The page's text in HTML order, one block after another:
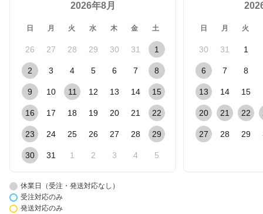
2026年8月
日 月 火 水 木 金 土
26 27 28 29 30 31 1
2 3 4 5 6 7 8
9 10 11 12 13 14 15
16 17 18 19 20 21 22
23 24 25 26 27 28 29
30 31 1 2 3 4 5
日 月 火
30 31 1
6 7 8
13 14 15
20 21 22
27 28 29
休業日（受注・発送対応なし）
受注対応のみ
発送対応のみ